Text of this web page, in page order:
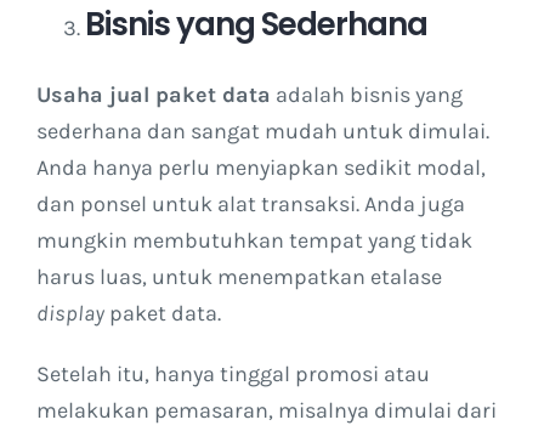
Bisnis yang Sederhana
Usaha jual paket data adalah bisnis yang
sederhana dan sangat mudah untuk dimulai.
Anda hanya perlu menyiapkan sedikit modal,
dan ponsel untuk alat transaksi. Anda juga
mungkin membutuhkan tempat yang tidak
harus luas, untuk menempatkan etalase
display paket data.
Setelah itu, hanya tinggal promosi atau
melakukan pemasaran, misalnya dimulai dari